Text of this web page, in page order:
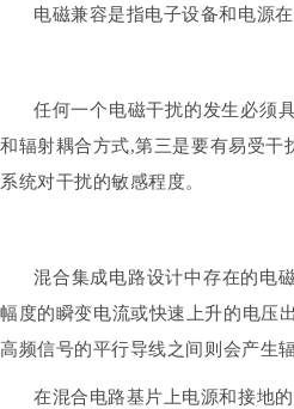
电磁兼容是指电子设备和电源
任何一个电磁干扰的发生必须
和辐射耦合方式,第三是要有易受干
系统对干扰的敏感程度。
混合集成电路设计中存在的电
幅度的瞬变电流或快速上升的电压
高频信号的平行导线之间则会产生
在混合电路基片上电源和接地